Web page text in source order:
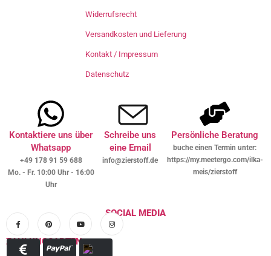
Widerrufsrecht
Versandkosten und Lieferung
Kontakt / Impressum
Datenschutz
Kontaktiere uns über
Whatsapp
+49 178 91 59 688
Mo. - Fr. 10:00 Uhr - 16:00
Uhr
Schreibe uns
eine Email
info@zierstoff.de
Persönliche Beratung
buche einen Termin unter:
https://my.meetergo.com/ilka-
meis/zierstoff
SOCIAL MEDIA
ZAHLUNGSARTEN